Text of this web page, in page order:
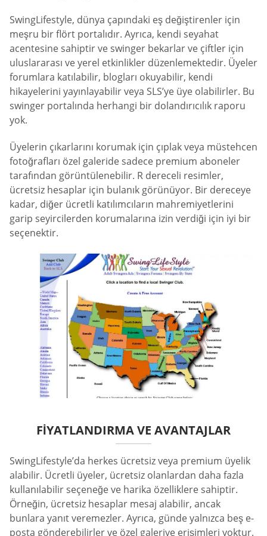
SwingLifestyle, dünya çapındaki eş değiştirenler için
meşru bir flört portalıdır. Ayrıca, kendi seyahat
acentesine sahiptir ve swinger bekarlar ve çiftler için
uluslararası ve yerel etkinlikler düzenlemektedir. Üyeler
forumlara katılabilir, blogları okuyabilir, kendi
hikayelerini yayınlayabilir veya SLS’ye üye olabilirler. Bu
swinger portalında herhangi bir dolandırıcılık raporu
yok.
Üyelerin çıkarlarını korumak için çıplak veya müstehcen
fotoğrafları özel galeride sadece premium aboneler
tarafından görüntülenebilir. R dereceli resimler,
ücretsiz hesaplar için bulanık görünüyor. Bir dereceye
kadar, diğer ücretli katılımcıların mahremiyetlerini
garip seyircilerden korumalarına izin verdiği için iyi bir
seçenektir.
FIYATLANDIRMA VE AVANTAJLAR
SwingLifestyle’da herkes ücretsiz veya premium üyelik
alabilir. Ücretli üyeler, ücretsiz olanlardan daha fazla
kullanılabilir seçeneğe ve harika özelliklere sahiptir.
Örneğin, ücretsiz hesaplar mesaj alabilir, ancak
bunlara yanıt veremezler. Ayrıca, günde yalnızca beş e-
posta gönderebilirler ve özel galeriye erişimleri yoktur.